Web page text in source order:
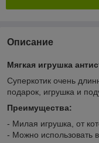
Описание
Мягкая игрушка
Суперкотик очень
подарок, игрушка и
Преимущества:
- Милая игрушка, от
- Можно использовать